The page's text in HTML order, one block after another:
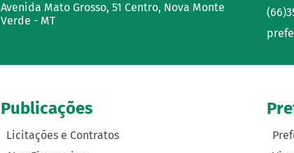
Avenida Mato Grosso, 51 Centro, Nova Monte
Verde - MT
Publicações
Licitações e Contratos